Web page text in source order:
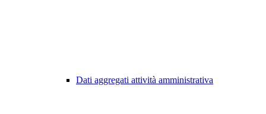
Dati aggregati attività amministrativa